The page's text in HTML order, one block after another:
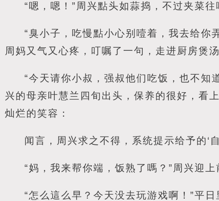
“嗯，嗯！”周兴點头如蒜捣，不过夹菜
“臭小子，吃慢點小心别噎着，我去给你
周妈又气又心疼，叮嘱了一句，走进厨房煲
“今天请你小叔，强叔他们吃饭，也不知
兴的母亲叶慧兰四旬出头，保养的很好，看
灿烂的笑容：
闻言，周兴求之不得，系统提示给予的‘
“妈，我来帮你端，饭熟了嗎？”周兴迎
“怎么這么早？今天没去玩游戏啊！”平